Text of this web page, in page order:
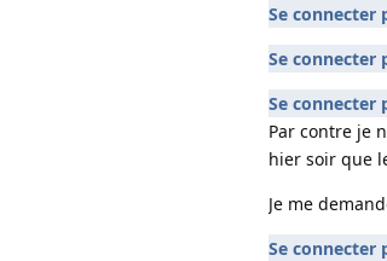
Se connecter
Se connecter
Se connecter
Par contre je
hier soir que
Je me
Se connecter